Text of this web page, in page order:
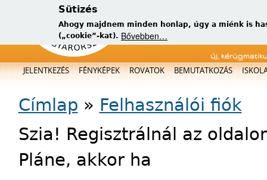
Sütizés
Ahogy majdnem minden honlap, úgy a miénk is
(„cookie”-kat). Bővebben…
új,
Főmenü
JELENTKEZÉS FÉNYKÉPEK ROVATOK BEMUTATKOZÁS
Jelenlegi hely
Címlap » Felhasználói fiók
Szia! Regisztrálnál az
Pláne, akkor ha